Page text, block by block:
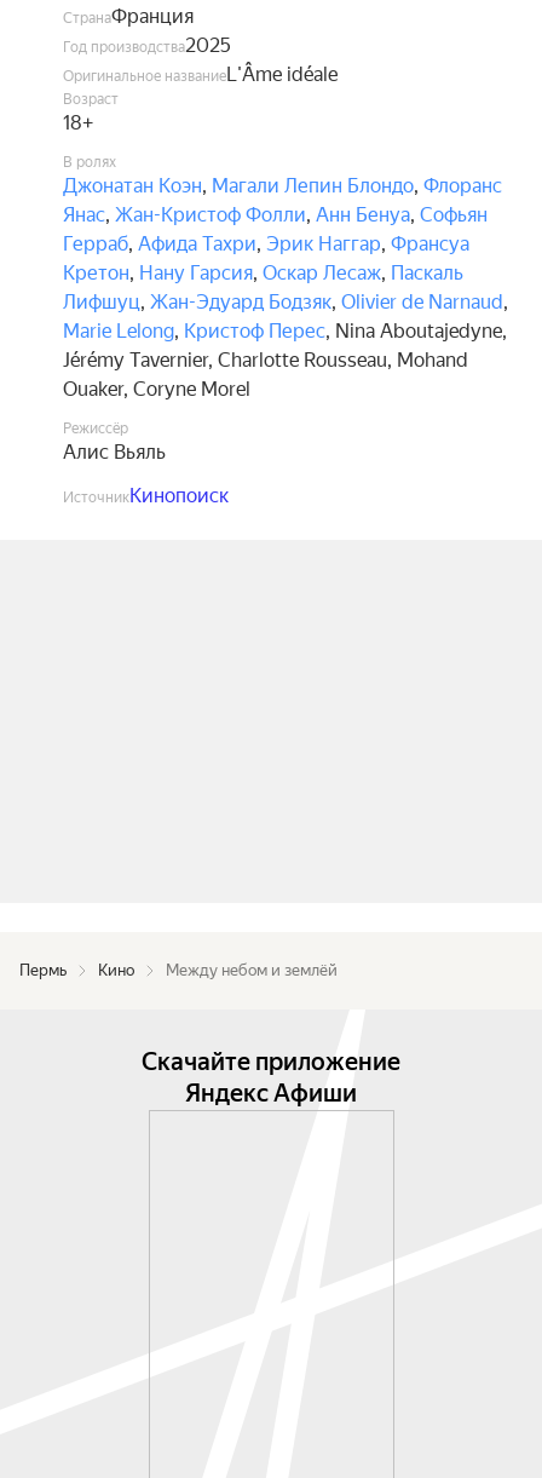
СтранаФранция
Год производства2025
Оригинальное названиеL'Âme idéale
Возраст
18+
В ролях
Джонатан Коэн, Магали Лепин Блондо, Флоранс
Янас, Жан-Кристоф Фолли, Анн Бенуа, Софьян
Герраб, Афида Тахри, Эрик Наггар, Франсуа
Кретон, Нану Гарсия, Оскар Лесаж, Паскаль
Лифшуц, Жан-Эдуард Бодзяк, Olivier de Narnaud,
Marie Lelong, Кристоф Перес, Nina Aboutajedyne,
Jérémy Tavernier, Charlotte Rousseau, Mohand
Ouaker, Coryne Morel
Режиссёр
Алис Вьяль
ИсточникКинопоиск
Пермь Кино Между небом и землёй
Скачайте приложение
Яндекс Афиши